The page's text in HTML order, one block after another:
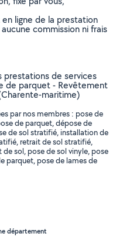
ligne de la prestation
commission ni frais
prestations de services
de parquet - Revêtement
maritime)
par nos membres : pose de
de parquet, dépose de
de sol stratifié, installation de
retrait de sol stratifié,
sol, pose de sol vinyle, pose
parquet, pose de lames de
département